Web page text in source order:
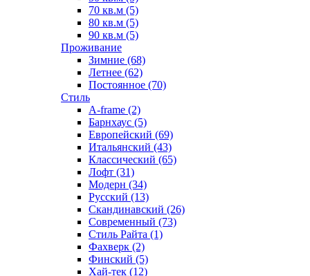
70 кв.м (5)
80 кв.м (5)
90 кв.м (5)
Проживание
Зимние (68)
Летнее (62)
Постоянное (70)
Стиль
A-frame (2)
Барнхаус (5)
Европейский (69)
Итальянский (43)
Классический (65)
Лофт (31)
Модерн (34)
Русский (13)
Скандинавский (26)
Современный (73)
Стиль Райта (1)
Фахверк (2)
Финский (5)
Хай-тек (12)